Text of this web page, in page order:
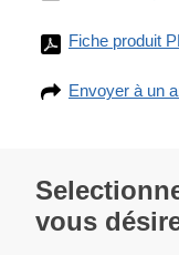
Fiche produit
Envoyer à un
vous